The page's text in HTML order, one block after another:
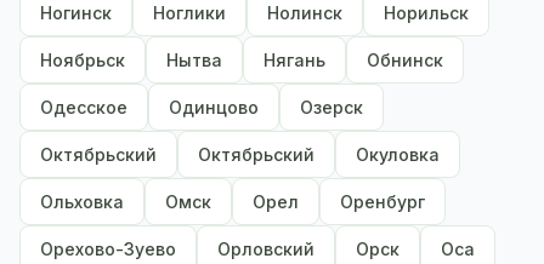
Ногинск Ноглики Нолинск Норильск
Ноябрьск Нытва Нягань Обнинск
Одесское Одинцово Озерск
Октябрьский Октябрьский Окуловка
Ольховка Омск Орел Оренбург
Орехово-Зуево Орловский Орск Оса